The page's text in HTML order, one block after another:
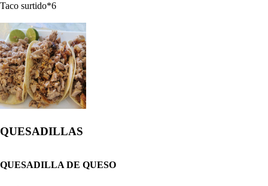
Taco surtido*6
QUESADILLAS
QUESADILLA DE QUESO